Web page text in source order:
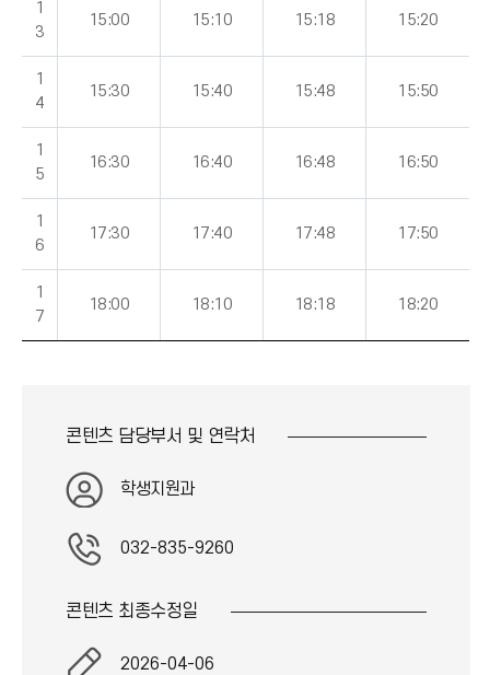
1
3
15:00 15:10 15:18 15:20
1
4
15:30 15:40 15:48 15:50
1
5
16:30 16:40 16:48 16:50
1
6
17:30 17:40 17:48 17:50
1
7
18:00 18:10 18:18 18:20
콘텐츠 담당부서 및 연락처
학생지원과
032-835-9260
콘텐츠 최종수정일
2026-04-06